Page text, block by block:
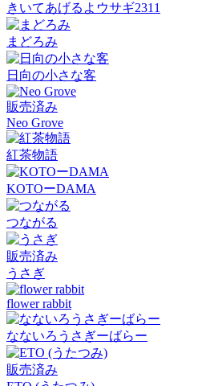
きいてあげるよウサギ2311
まどろみ
日向の小さな客
販売済み
Neo Grove
紅茶物語
KOTOーDAMA
つながる
販売済み
うさぎ
flower rabbit
なないろうさぎーばらー
販売済み